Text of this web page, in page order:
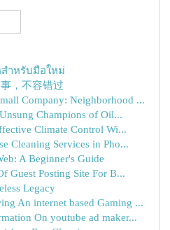
ำหรับมือใหม่
，不容错过
Company: Neighborhood ...
Champions of Oil...
Climate Control Wi...
Cleaning Services in Pho...
A Beginner's Guide
Guest Posting Site For B...
Legacy
An internet based Gaming ...
On youtube ad maker...